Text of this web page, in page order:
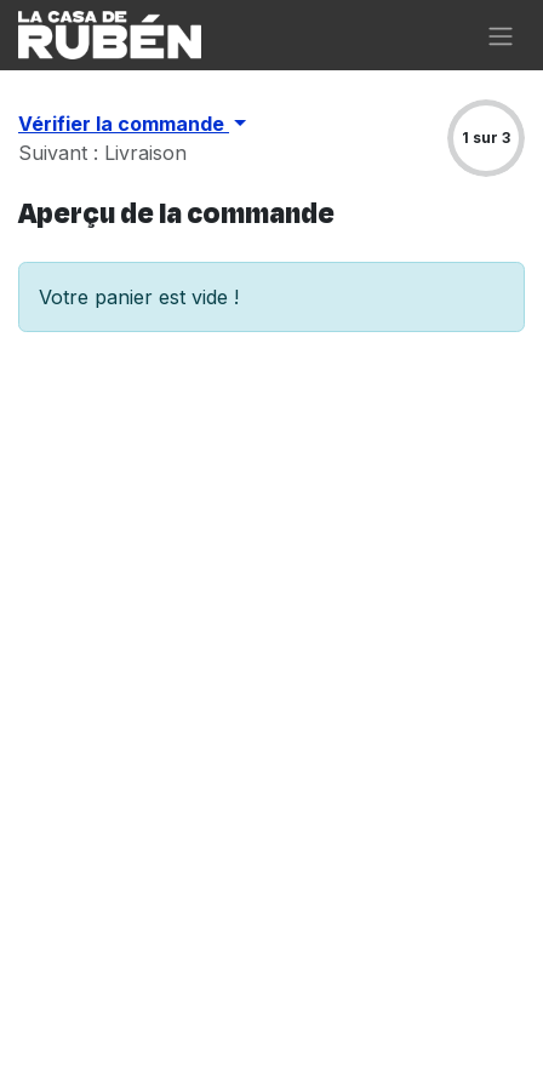
Se rendre au contenu
Vérifier la commande
Suivant : Livraison
1 sur 3
Aperçu de la commande
Votre panier est vide !